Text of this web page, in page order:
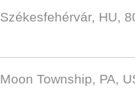
Székesfehérvár, HU,
Moon Township, PA,